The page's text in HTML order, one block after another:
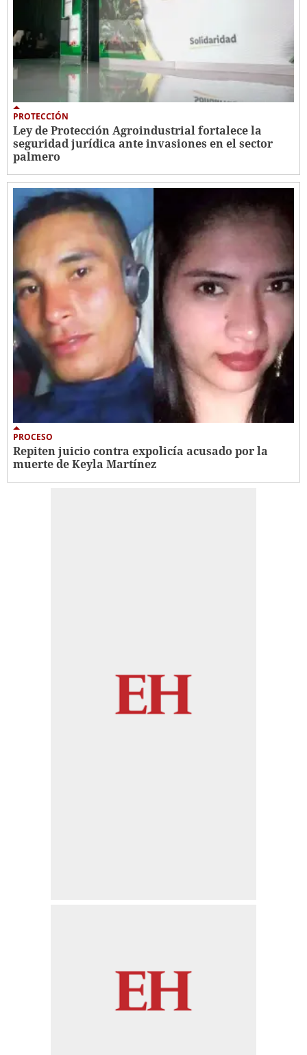
PROTECCIÓN
Ley de Protección Agroindustrial fortalece la
seguridad jurídica ante invasiones en el sector
palmero
PROCESO
Repiten juicio contra expolicía acusado por la
muerte de Keyla Martínez